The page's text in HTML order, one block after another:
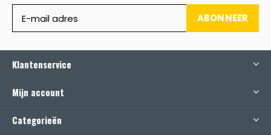
ABONNEER
Klantenservice
Mijn account
Categorieën